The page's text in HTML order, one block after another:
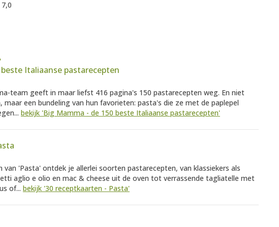
7,0
Italiaanse pastarecepten
team geeft in maar liefst 416 pagina's 150 pastarecepten weg. En niet
een bundeling van hun favorieten: pasta's die ze met de paplepel
bekijk 'Big Mamma - de 150 beste Italiaanse pastarecepten'
van 'Pasta' ontdek je allerlei soorten pastarecepten, van klassiekers als
aglio e olio en mac & cheese uit de oven tot verrassende tagliatelle met
of... bekijk '30 receptkaarten - Pasta'